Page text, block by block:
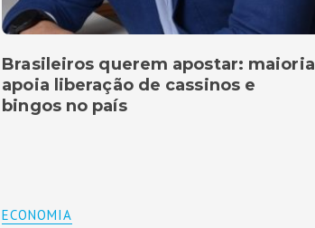
Brasileiros querem apostar: maioria
apoia liberação de cassinos e
bingos no país
ECONOMIA